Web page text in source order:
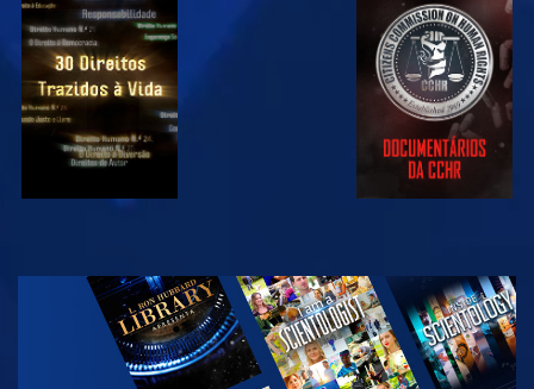
VER VER
VER
EXPLORAR A
SÉRIE